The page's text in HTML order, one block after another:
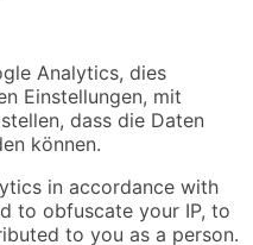
Analytics, dies
Einstellungen, mit
dass die Daten
können.
in accordance with
to obfuscate your IP, to
to you as a person.